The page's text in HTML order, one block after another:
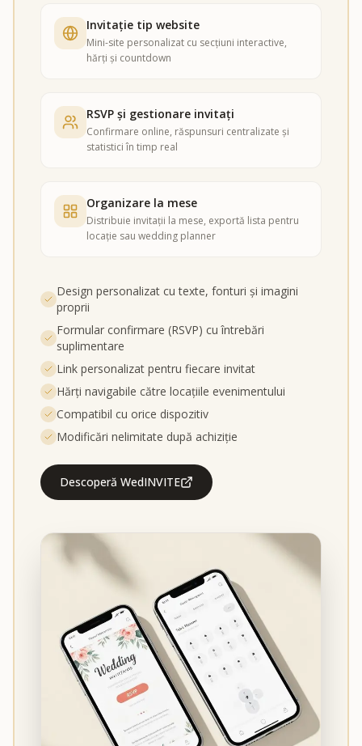
Invitație tip website
Mini-site personalizat cu secțiuni interactive,
hărți și countdown
RSVP și gestionare invitați
Confirmare online, răspunsuri centralizate și
statistici în timp real
Organizare la mese
Distribuie invitații la mese, exportă lista pentru
locație sau wedding planner
Design personalizat cu texte, fonturi și imagini
proprii
Formular confirmare (RSVP) cu întrebări
suplimentare
Link personalizat pentru fiecare invitat
Hărți navigabile către locațiile evenimentului
Compatibil cu orice dispozitiv
Modificări nelimitate după achiziție
Descoperă WedINVITE